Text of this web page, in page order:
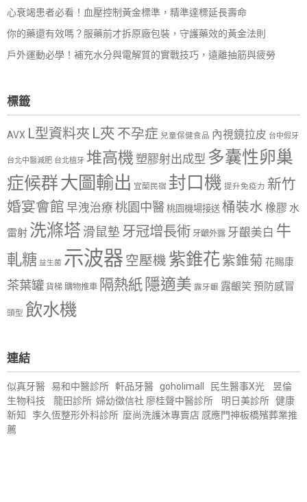
心衰竭患者必看！血壓控制黃金標準，精準達標延長壽命
你的藥還有效嗎？服藥前才拆原廠包裝，守護藥效的黃金法則
戶外運動必學！補充水分與電解質的實戰技巧，遠離抽筋與疲勞
標籤
AVX L型資料夾 L夾 不孕症 兒童保健食品 內視鏡拉皮 台中假牙
台北中醫減肥 台北植牙 堆高機塑膠射出成型 多囊性卵巢
症候群大圖輸出 宜蘭民宿 封口機 提升免疫力 新竹
婚宴會館 早洩治療 桃園中醫 桃園機場接送 桶裝水 橡膠 水
雷射 洗滌塔 滑鼠墊 牙冠增長術 牙齦外露 牙齦美白 牛
軋糖 益生菌 示波器 空壓機 紫錐花紫錐菊 花賜康
茶葉罐 貨梯 購物推車 隔熱紙 隱適美 露牙齦 露齦笑預防感冒
頭型 飲水機
連結
似真牙醫 易和中醫診所 軒品牙醫 goholimall 民生醫事X光
昱倫
生物科技
龍田診所 婦幼徵信社 廖桂聲中醫診所 明日美診所 健康
新知
李久恆整形外科診所 麼尚洗護沐專賣店 感應門神板橋殯葬業推
薦